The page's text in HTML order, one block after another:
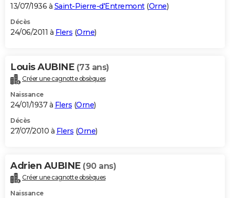
13/07/1936 à Saint-Pierre-d'Entremont(Orne)
Décès
24/06/2011 à Flers (Orne)
Louis AUBINE (73 ans)
Créer une cagnotte obsèques
Naissance
24/01/1937 à Flers (Orne)
Décès
27/07/2010 à Flers (Orne)
Adrien AUBINE (90 ans)
Créer une cagnotte obsèques
Naissance